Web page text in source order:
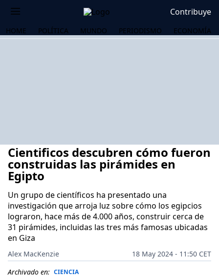
Contribuye
HOME POLÍTICA MUNDO PERIODISMO ECONOMÍA
Cientificos descubren cómo fueron
construidas las pirámides en
Egipto
Un grupo de científicos ha presentado una
investigación que arroja luz sobre cómo los egipcios
lograron, hace más de 4.000 años, construir cerca de
31 pirámides, incluidas las tres más famosas ubicadas
en Giza
Alex MacKenzie
18 May 2024 - 11:50 CET
Archivado en: CIENCIA